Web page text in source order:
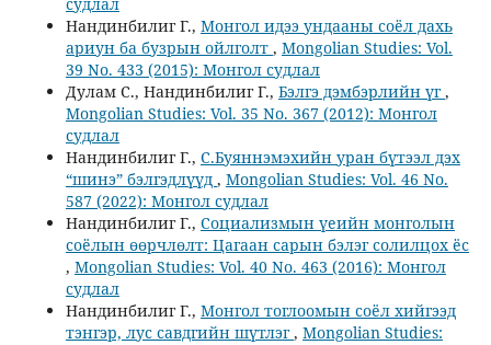
Нандинбилиг Г., Монгол идээ ундааны соёл дахь
ариун ба бузрын ойлголт , Mongolian Studies: Vol.
39 No. 433 (2015): Монгол судлал
Дулам С., Нандинбилиг Г., Бэлгэ дэмбэрлийн үг,
Mongolian Studies: Vol. 35 No. 367 (2012): Монгол
судлал
Нандинбилиг Г., С.Буяннэмэхийн уран бүтээл дэх
“шинэ” бэлгэдлүүд , Mongolian Studies: Vol. 46 No.
587 (2022): Монгол судлал
Нандинбилиг Г., Социализмын үеийн монголын
соёлын өөрчлөлт: Цагаан сарын бэлэг солилцох ёс
, Mongolian Studies: Vol. 40 No. 463 (2016): Монгол
судлал
Нандинбилиг Г., Монгол тоглоомын соёл хийгээд
тэнгэр, лус савдгийн шүтлэг, Mongolian Studies: